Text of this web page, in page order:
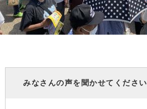
みなさんの声を聞かせてください